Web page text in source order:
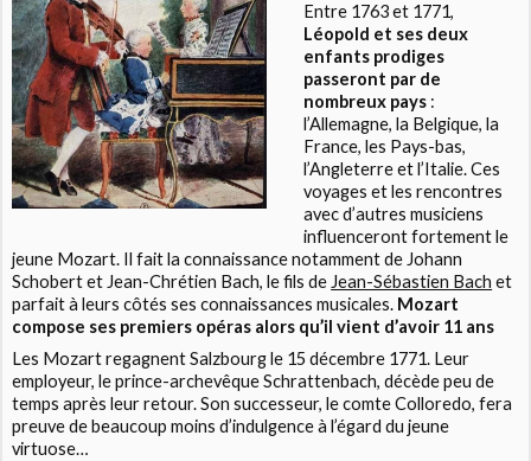
Entre 1763 et 1771,
Léopold et ses deux
enfants prodiges
passeront par de
nombreux pays:
l’Allemagne, la Belgique, la
France, les Pays-bas,
l’Angleterre et l’Italie. Ces
voyages et les rencontres
avec d’autres musiciens
influenceront fortement le
jeune Mozart. Il fait la connaissance notamment de Johann
Schobert et Jean-Chrétien Bach, le fils de Jean-Sébastien Bach et
parfait à leurs côtés ses connaissances musicales. Mozart
compose ses premiers opéras alors qu’il vient d’avoir 11 ans
Les Mozart regagnent Salzbourg le 15 décembre 1771. Leur
employeur, le prince-archevêque Schrattenbach, décède peu de
temps après leur retour. Son successeur, le comte Colloredo, fera
preuve de beaucoup moins d’indulgence à l’égard du jeune
virtuose…